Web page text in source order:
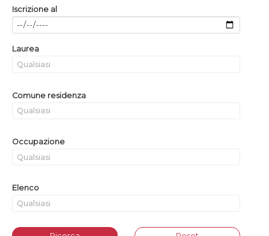
Iscrizione al
Laurea
Comune residenza
Occupazione
Elenco